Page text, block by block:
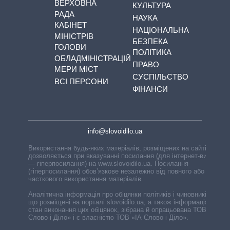
ВЕРХОВНА
РАДА
КАБІНЕТ
МІНІСТРІВ
ГОЛОВИ
ОБЛАДМІНІСТРАЦІЙ
МЕРИ МІСТ
ВСІ ПЕРСОНИ
КУЛЬТУРА
НАУКА
НАЦІОНАЛЬНА
БЕЗПЕКА
ПОЛІТИКА
ПРАВО
СУСПІЛЬСТВО
ФІНАНСИ
info@slovoidilo.ua
Використання будь-яких матеріалів, розміщених на сайті,
дозволяється при вказуванні посилання (для інтернет-видань
— гіперпосилання) на www.slovoidilo.ua. Посилання
(гіперпосилання) обов’язкове незалежно від повного або
часткового використання матеріалів.
Аналітична інформація про обіцянки політиків і чиновників,
що розміщені на порталі slovoidilo.ua, а також інформація про
стан виконання цих обіцянок, зібрана й опрацьована ТОВ «ІА
Слово і Діло» і є власністю ТОВ «ІА Слово і Діло».